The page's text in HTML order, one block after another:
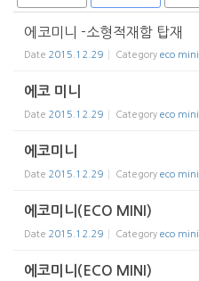
에코미니 -소형적재함 탑재
Date 2015.12.29 Category eco mini
에코 미니
Date 2015.12.29 Category eco mini
에코미니
Date 2015.12.29 Category eco mini
에코미니(ECO MINI)
Date 2015.12.29 Category eco mini
에코미니(ECO MINI)